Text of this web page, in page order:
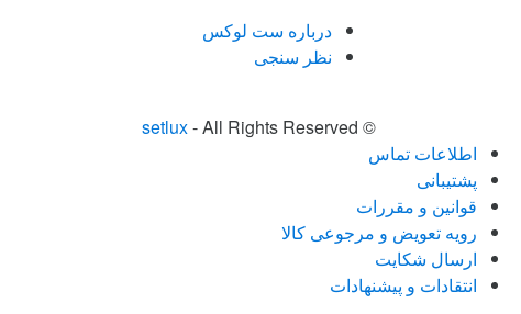
درباره ست لوکس
نظر سنجی
©
setlux- All Rights Reserved
اطلاعات تماس
پشتیبانی
قوانین و مقررات
رویه تعویض و مرجوعی کالا
ارسال شکایت
انتقادات و پیشنهادات